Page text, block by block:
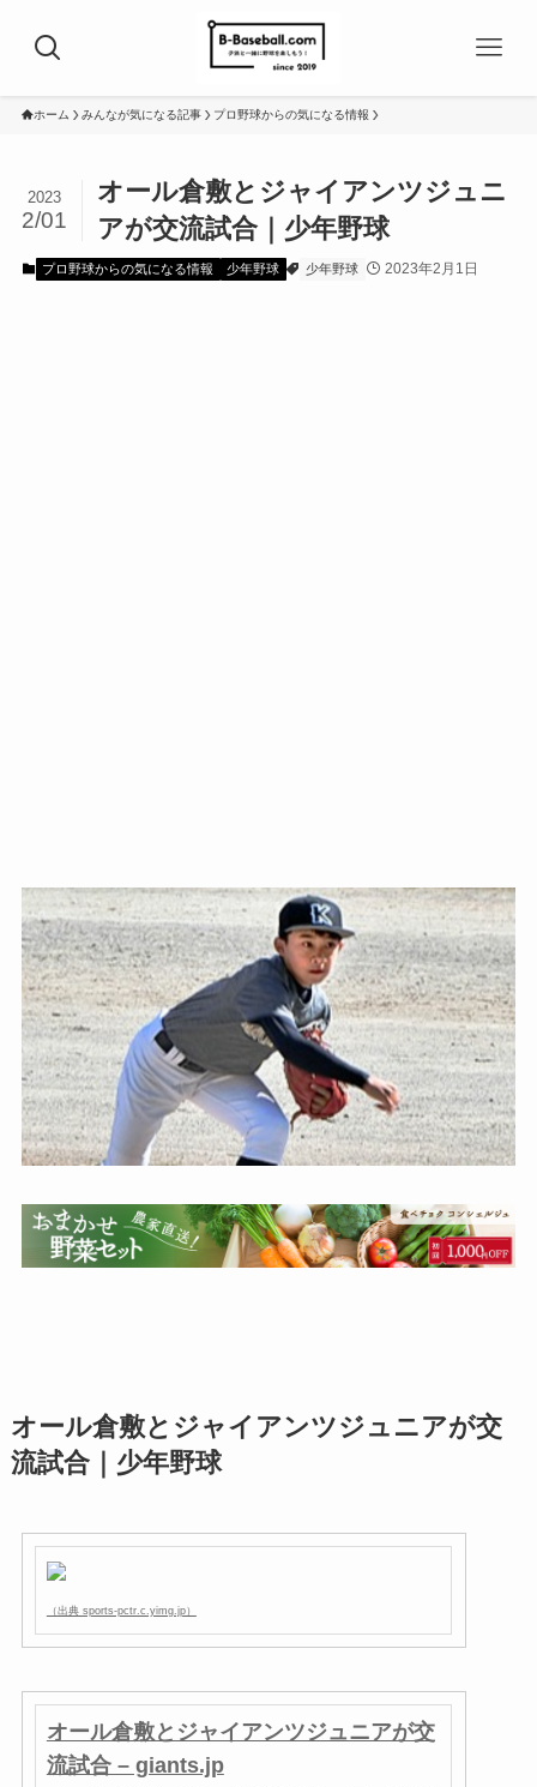
ホーム みんなが気になる記事 プロ野球からの気になる情報
オール倉敷とジャイアンツジュニ
アが交流試合｜少年野球
2023
2/01
プロ野球からの気になる情報 少年野球 少年野球 2023年2月1日
オール倉敷とジャイアンツジュニアが交
流試合｜少年野球
（出典 sports-pctr.c.yimg.jp）
オール倉敷とジャイアンツジュニアが交
流試合 – giants.jp